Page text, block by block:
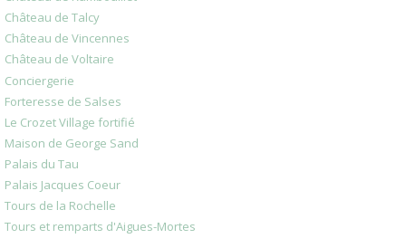
Château de Talcy
Château de Vincennes
Château de Voltaire
Conciergerie
Forteresse de Salses
Le Crozet Village fortifié
Maison de George Sand
Palais du Tau
Palais Jacques Coeur
Tours de la Rochelle
Tours et remparts d'Aigues-Mortes